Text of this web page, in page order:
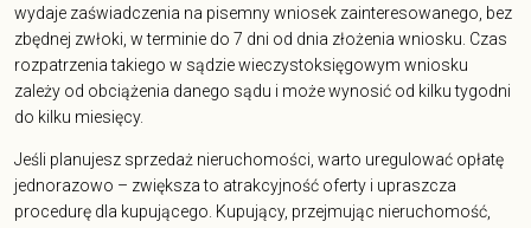
wydaje zaświadczenia na pisemny wniosek zainteresowanego, bez
zbędnej zwłoki, w terminie do 7 dni od dnia złożenia wniosku. Czas
rozpatrzenia takiego w sądzie wieczystoksięgowym wniosku
zależy od obciążenia danego sądu i może wynosić od kilku tygodni
do kilku miesięcy.
Jeśli planujesz sprzedaż nieruchomości, warto uregulować opłatę
jednorazowo – zwiększa to atrakcyjność oferty i upraszcza
procedurę dla kupującego. Kupujący, przejmując nieruchomość,